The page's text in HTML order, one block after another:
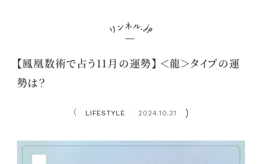
【鳳凰数術で占う11月の運勢】 ＜龍＞タイプの運
勢は？
LIFESTYLE ： 2024.10.31